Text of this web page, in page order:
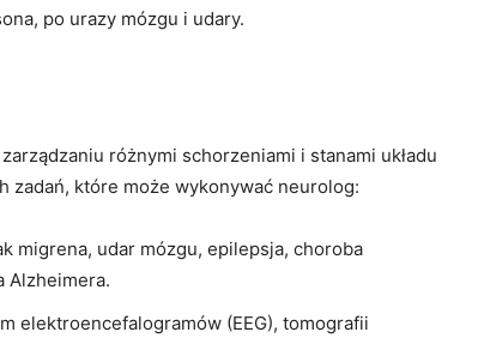
po urazy mózgu i udary.
różnymi schorzeniami i stanami układu
zadań, które może wykonywać neurolog:
migrena, udar mózgu, epilepsja, choroba
Alzheimera.
elektroencefalogramów (EEG), tomografii